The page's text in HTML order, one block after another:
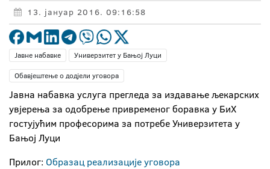
13. јануар 2016. 09:16:58
Јавне набавке
Универзитет у Бањој Луци
Обавјештење о додјели уговора
Jавнa набавкa услуга прегледа за издавање љекарских
увјерења за одобрење привременог боравка у БиХ
гостујућим професорима за потребе Универзитета у
Бањој Луци
Прилог: Образац реализације уговора